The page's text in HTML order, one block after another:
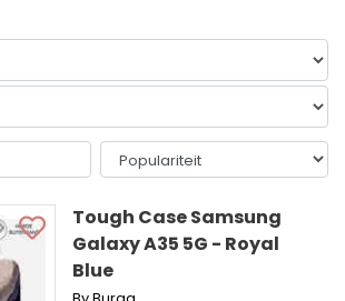
Tough Case Samsung
Galaxy A35 5G - Royal
Blue